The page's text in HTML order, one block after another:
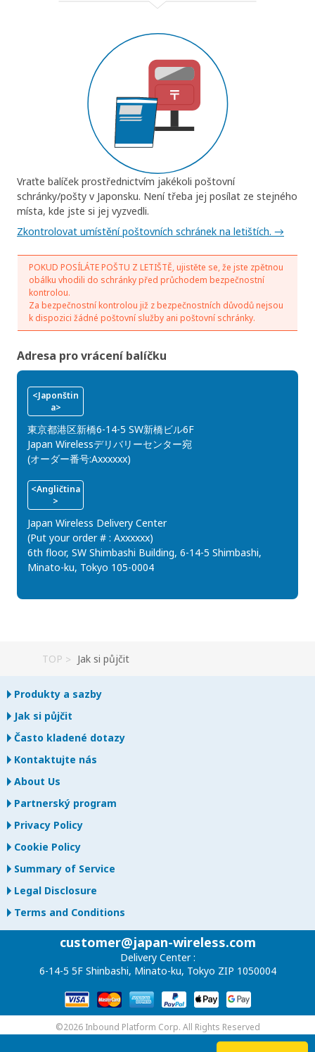
Vraťte balíček prostřednictvím jakékoli poštovní
schránky/pošty v Japonsku. Není třeba jej posílat ze stejného
místa, kde jste si jej vyzvedli.
Zkontrolovat umístění poštovních schránek na letištích. →
POKUD POSÍLÁTE POŠTU Z LETIŠTĚ, ujistěte se, že jste zpětnou
obálku vhodili do schránky před průchodem bezpečnostní
kontrolou.
Za bezpečnostní kontrolou již z bezpečnostních důvodů nejsou
k dispozici žádné poštovní služby ani poštovní schránky.
Adresa pro vrácení balíčku
<Japonštin
a>
東京都港区新橋6-14-5 SW新橋ビル6F
Japan Wirelessデリバリーセンター宛
(オーダー番号:Axxxxxx)
<Angličtina
>
Japan Wireless Delivery Center
(Put your order # : Axxxxxx)
6th floor, SW Shimbashi Building, 6-14-5 Shimbashi,
Minato-ku, Tokyo 105-0004
TOP Jak si půjčit
Produkty a sazby
Jak si půjčit
Často kladené dotazy
Kontaktujte nás
About Us
Partnerský program
Privacy Policy
Cookie Policy
Summary of Service
Legal Disclosure
Terms and Conditions
customer@japan-wireless.com
Delivery Center :
6-14-5 5F Shinbashi, Minato-ku, Tokyo ZIP 1050004
©2026 Inbound Platform Corp. All Rights Reserved